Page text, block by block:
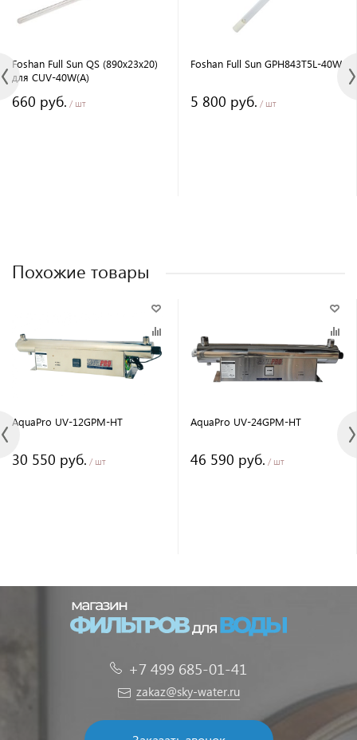
Foshan Full Sun QS (890x23x20)
для CUV-40W(A)
660 руб. / шт
Foshan Full Sun GPH843T5L-40W
5 800 руб. / шт
Похожие товары
AquaPro UV-12GPM-HT
30 550 руб. / шт
AquaPro UV-24GPM-НT
46 590 руб. / шт
+7 499 685-01-41
zakaz@sky-water.ru